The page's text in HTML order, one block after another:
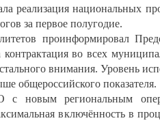
реализация национальных
за первое полугодие.
проинформировал
во всех
внимания. Уровень
общероссийского показателя.
с новым региональным
включённость в